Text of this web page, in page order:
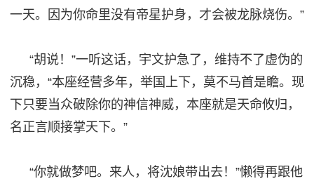
一天。因为你命里没有帝星护身，才会被龙脉烧伤。 ”
“胡说！”一听这话，宇文护急了，维持不了虚伪的
沉稳，“本座经营多年，举国上下，莫不马首是瞻。现
下只要当众破除你的神信神威，本座就是天命攸归，
名正言顺接掌天下。 ”
“你就做梦吧。来人，将沈娘带出去！”懒得再跟他